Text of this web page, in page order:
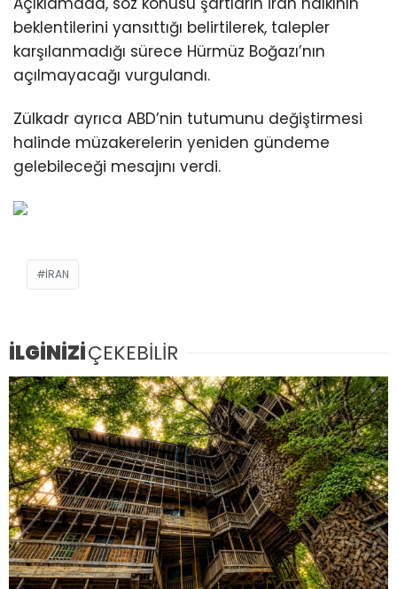
beklentilerini yansıttığı belirtilerek, talepler
karşılanmadığı sürece Hürmüz Boğazı’nın
açılmayacağı vurgulandı.
Zülkadr ayrıca ABD’nin tutumunu değiştirmesi
halinde müzakerelerin yeniden gündeme
gelebileceği mesajını verdi.
İRAN
İLGİNİZİÇEKEBİLİR